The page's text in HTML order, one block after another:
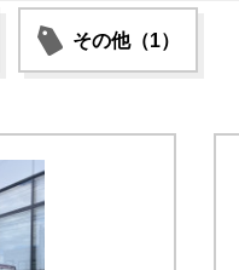
その他（1）